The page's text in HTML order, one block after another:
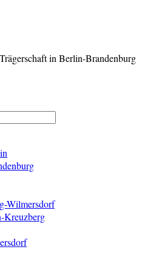
in Berlin-Brandenburg
Wilmersdorf
Kreuzberg